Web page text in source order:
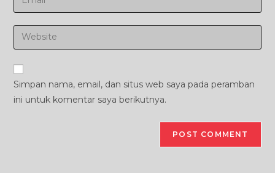
to
comment
your
email
address
comment
Enter
your
website
URL
(optional)
Simpan nama, email, dan situs web saya pada peramban
ini untuk komentar saya berikutnya.